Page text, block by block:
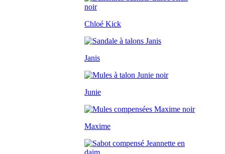
Chloé Kick
Janis
Junie
Maxime